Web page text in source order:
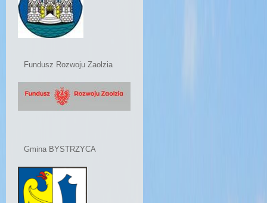
Fundusz Rozwoju Zaolzia
Gmina BYSTRZYCA